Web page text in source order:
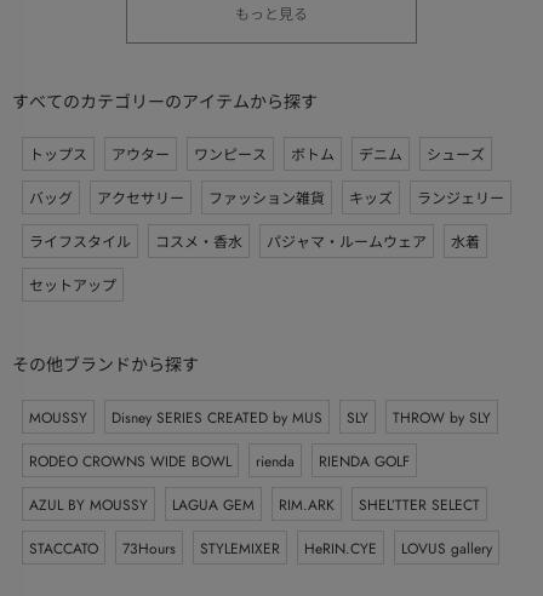
もっと見る
すべてのカテゴリーのアイテムから探す
トップス アウター ワンピース ボトム デニム
シューズ
バッグ
アクセサリー ファッション雑貨 キッズ
ランジェリー
ライフスタイル
コスメ・香水 パジャマ・ルームウェア
水着
セットアップ
その他ブランドから探す
MOUSSY Disney SERIES CREATED by MUS SLY
THROW by SLY
RODEO CROWNS WIDE BOWL
rienda
RIENDA GOLF
AZUL BY MOUSSY
LAGUA GEM RIM.ARK
SHEL’TTER SELECT
STACCATO
73Hours STYLEMIXER HeRIN.CYE LOVUS gallery